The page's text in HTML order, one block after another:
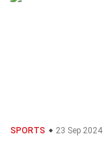
SPORTS 23 Sep 2024